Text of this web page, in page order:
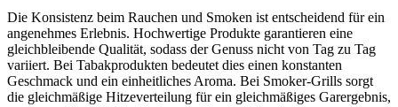
Die Konsistenz beim Rauchen und Smoken ist entscheidend für ein
angenehmes Erlebnis. Hochwertige Produkte garantieren eine
gleichbleibende Qualität, sodass der Genuss nicht von Tag zu Tag
variiert. Bei Tabakprodukten bedeutet dies einen konstanten
Geschmack und ein einheitliches Aroma. Bei Smoker-Grills sorgt
die gleichmäßige Hitzeverteilung für ein gleichmäßiges Garergebnis,